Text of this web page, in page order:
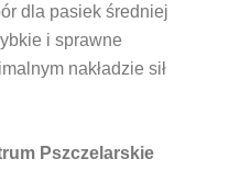
dla pasiek średniej
i sprawne
nakładzie sił
Pszczelarskie